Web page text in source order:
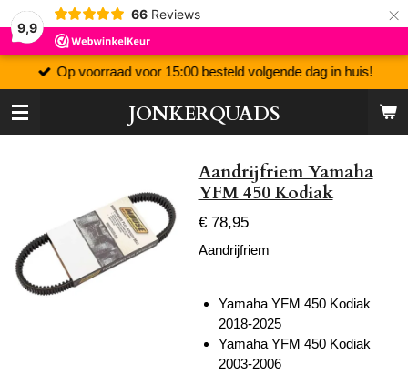
9,9
66 Reviews ×
JONKERQUADS
Op voorraad voor 15:00 besteld volgende dag in huis!
Aandrijfriem Yamaha
YFM 450 Kodiak
€ 78,95
Aandrijfriem
Yamaha YFM 450 Kodiak
2018-2025
Yamaha YFM 450 Kodiak
2003-2006